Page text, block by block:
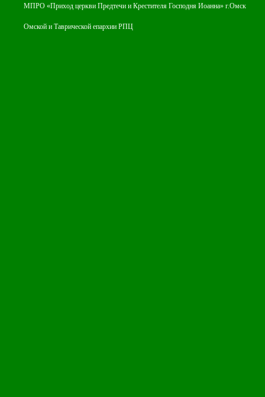
МПРО «Приход церкви Предтечи и Крестителя Господня Иоанна» г.Омск
Омской и Таврической епархии РПЦ